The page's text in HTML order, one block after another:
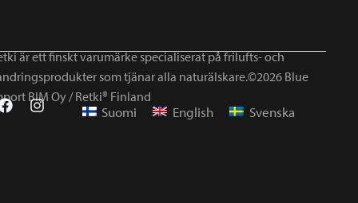
är ett finskt varumärke specialiserat på frilufts- och
som tjänar alla naturälskare.©2026 Blue
BIM Oy / Retki® Finland
Suomi English Svenska